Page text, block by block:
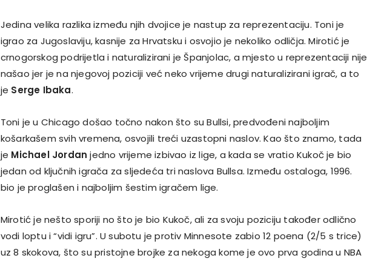
Jedina velika razlika između njih dvojice je nastup za reprezentaciju. Toni je
igrao za Jugoslaviju, kasnije za Hrvatsku i osvojio je nekoliko odličja. Mirotić je
crnogorskog podrijetla i naturalizirani je Španjolac, a mjesto u reprezentaciji nije
našao jer je na njegovoj poziciji već neko vrijeme drugi naturalizirani igrač, a to
je Serge Ibaka.
Toni je u Chicago došao točno nakon što su Bullsi, predvođeni najboljim
košarkašem svih vremena, osvojili treći uzastopni naslov. Kao što znamo, tada
je Michael Jordan jedno vrijeme izbivao iz lige, a kada se vratio Kukoč je bio
jedan od ključnih igrača za sljedeća tri naslova Bullsa. Između ostaloga, 1996.
bio je proglašen i najboljim šestim igračem lige.
Mirotić je nešto sporiji no što je bio Kukoč, ali za svoju poziciju također odlično
vodi loptu i “vidi igru”. U subotu je protiv Minnesote zabio 12 poena (2/5 s trice)
uz 8 skokova, što su pristojne brojke za nekoga kome je ovo prva godina u NBA